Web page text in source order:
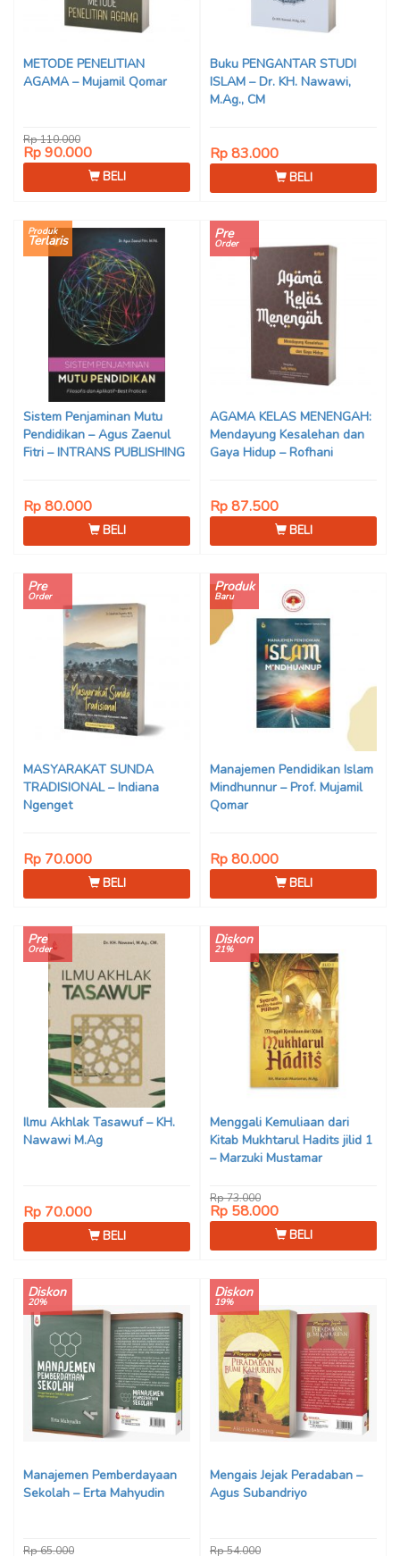
METODE PENELITIAN
AGAMA – Mujamil Qomar
Rp 110.000
Rp 90.000
BELI
Buku PENGANTAR STUDI
ISLAM – Dr. KH. Nawawi,
M.Ag., CM
Rp 83.000
BELI
Produk
Terlaris
Sistem Penjaminan Mutu
Pendidikan – Agus Zaenul
Fitri – INTRANS PUBLISHING
Rp 80.000
BELI
Pre
Order
AGAMA KELAS MENENGAH:
Mendayung Kesalehan dan
Gaya Hidup – Rofhani
Rp 87.500
BELI
Pre
Order
MASYARAKAT SUNDA
TRADISIONAL – Indiana
Ngenget
Rp 70.000
BELI
Produk
Baru
Manajemen Pendidikan Islam
Mindhunnur – Prof. Mujamil
Qomar
Rp 80.000
BELI
Pre
Order
Ilmu Akhlak Tasawuf – KH.
Nawawi M.Ag
Rp 70.000
BELI
Diskon
21%
Menggali Kemuliaan dari
Kitab Mukhtarul Hadits jilid 1
– Marzuki Mustamar
Rp 73.000
Rp 58.000
BELI
Diskon
20%
Manajemen Pemberdayaan
Sekolah – Erta Mahyudin
Rp 65.000
Diskon
19%
Mengais Jejak Peradaban –
Agus Subandriyo
Rp 54.000